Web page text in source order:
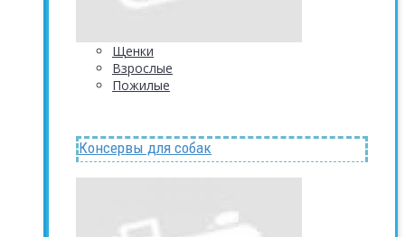
Щенки
Взрослые
Пожилые
Консервы для собак